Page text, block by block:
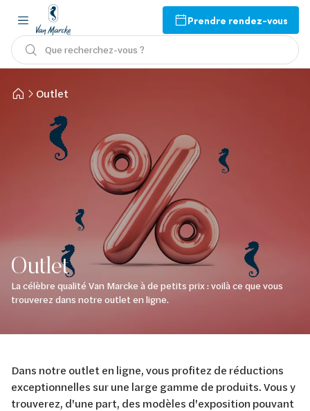
Prendre rendez-vous
Que recherchez-vous ?
Outlet
Outlet
La célèbre qualité Van Marcke à de petits prix : voilà ce que vous
trouverez dans notre outlet en ligne.
Dans notre outlet en ligne, vous profitez de réductions
exceptionnelles sur une large gamme de produits. Vous y
trouverez, d'une part, des modèles d'exposition pouvant